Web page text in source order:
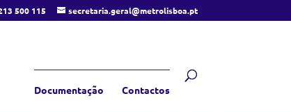
500 115 secretaria.geral@metrolisboa.pt
Documentação Contactos